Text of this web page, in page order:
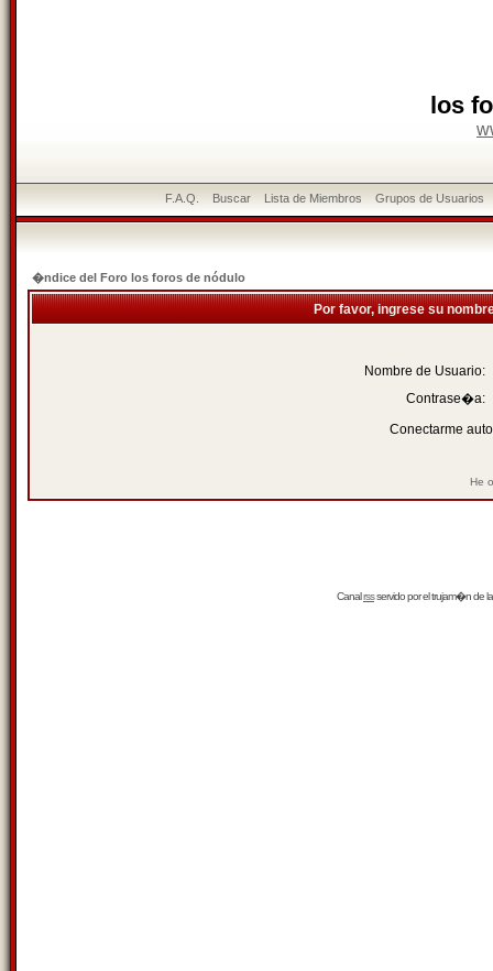
los
F.A.Q. Buscar Lista de Miembros Grupos de Usuarios
�ndice del Foro los foros de nódulo
Por favor, ingrese su
Nombre de Usuario:
Contrase�a:
Conectarme
He
Canalrssservido por eltrujam�nde